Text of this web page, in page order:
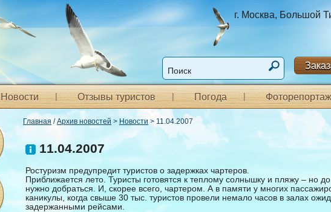
г. Москва, Большой
Новости Отзывы туристов Погода
Главная /Архив новостей > Новости> 11.04.2007
11.04.2007
Ростуризм предупредит туристов о задержках чартеров.
Приближается лето. Туристы готовятся к теплому солнышку и пляжу – но
нужно добраться. И, скорее всего, чартером. А в памяти у многих
каникулы, когда свыше 30 тыс. туристов провели немало часов в залах
задержанными рейсами.